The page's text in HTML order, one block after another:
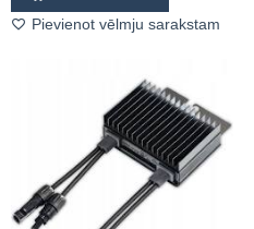
Pievienot vēlmju sarakstam